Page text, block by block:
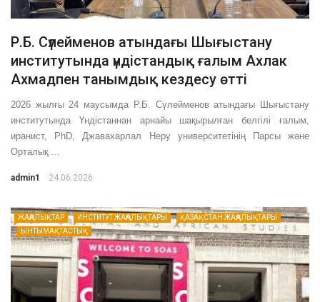
Р.Б. Сүлейменов атындағы Шығыстану
институтында үндістандық ғалым Ахлак
Ахмадпен танымдық кездесу өтті
2026 жылғы 24 маусымда Р.Б. Сүлейменов атындағы Шығыстану
институтында Үндістаннан арнайы шақырылған белгілі ғалым,
иранист, PhD, Джавахарлал Неру университетінің Парсы және
Орталық ...
admin1 24.06.2026
ЖАҢАЛЫҚТАР ИНСТИТУТ ЖАҢАЛЫҚТАРЫ
ҚАЗАҚСТАН ЖАҢАЛЫҚТАРЫ
ЫНТЫМАҚТАСТЫҚ